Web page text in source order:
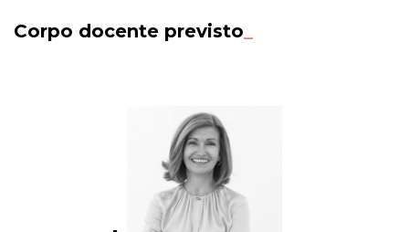
Corpo docente previsto